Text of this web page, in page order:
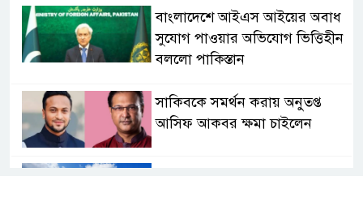
বাংলাদেশে আইএস আইয়ের অবাধ
সুযোগ পাওয়ার অভিযোগ ভিত্তিহীন
বললো পাকিস্তান
সাকিবকে সমর্থন করায় অনুতপ্ত
আসিফ আকবর ক্ষমা চাইলেন